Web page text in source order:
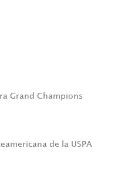
Grand Champions
de la USPA